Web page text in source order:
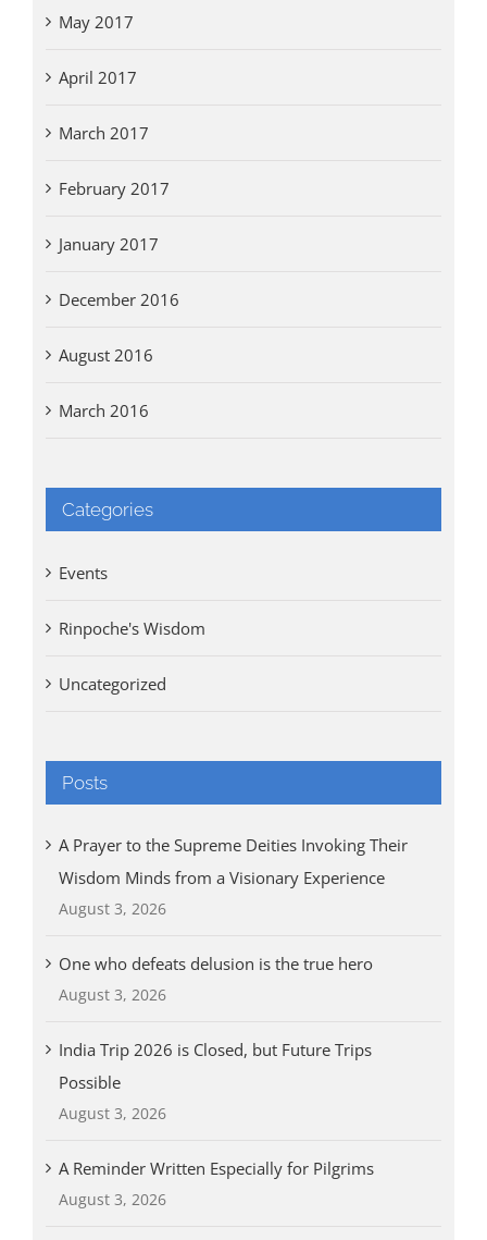
May 2017
April 2017
March 2017
February 2017
January 2017
December 2016
August 2016
March 2016
Categories
Events
Rinpoche's Wisdom
Uncategorized
Posts
A Prayer to the Supreme Deities Invoking Their
Wisdom Minds from a Visionary Experience
August 3, 2026
One who defeats delusion is the true hero
August 3, 2026
India Trip 2026 is Closed, but Future Trips
Possible
August 3, 2026
A Reminder Written Especially for Pilgrims
August 3, 2026